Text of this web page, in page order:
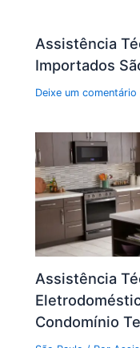
Assistência
Importados
Deixe um comentário
Assistência
Condomínio